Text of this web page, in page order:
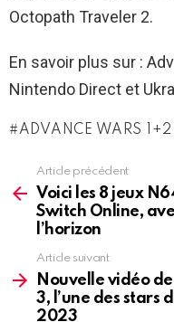
Octopath Traveler 2.
En savoir plus sur :
Nintendo Direct et
ADVANCE WARS
more
Article précédent
Voici les 8 jeux
Switch Online,
l’horizon
Article suivant
Nouvelle vidéo
3, l’une des stars
2023